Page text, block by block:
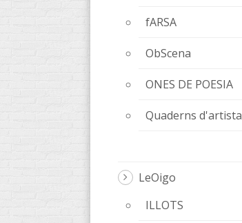
fARSA
ObScena
ONES DE POESIA
Quaderns d'artista
LeOigo
ILLOTS